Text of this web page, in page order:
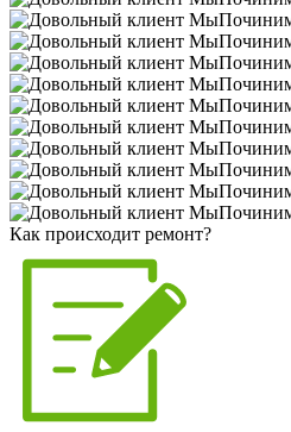
Как происходит ремонт?